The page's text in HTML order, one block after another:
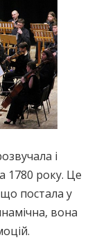
і
1780 року. Це
постала у
вона